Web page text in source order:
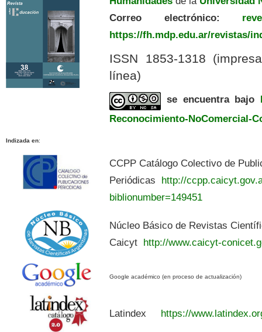
Correo electrónico:
https://fh.mdp.edu.ar/revistas/
ISSN 1853-1318
línea)
se encuentra bajo
Reconocimiento-NoComercial-
Indizada en:
CCPP Catálogo Colectivo de
Periódicas http://
biblionumber=149451
Núcleo Básico de Revistas
Caicyt http://www.caicyt-
Google académico (en proceso de actualización)
Latindex https://